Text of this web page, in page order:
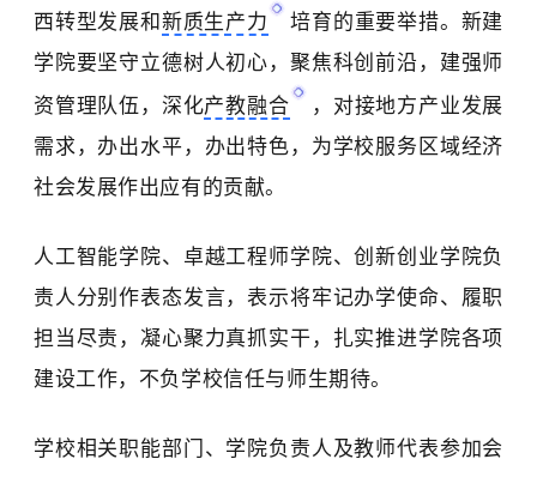
西转型发展和 新质生产力
培育的重要举措。新建
学院要坚守立德树人初心，聚焦科创前沿，建强师
资管理队伍，深化产教融合
，对接地方产业发展
需求，办出水平，办出特色，为学校服务区域经济
社会发展作出应有的贡献。
人工智能学院、卓越工程师学院、创新创业学院负
责人分别作表态发言，表示将牢记办学使命、履职
担当尽责，凝心聚力真抓实干，扎实推进学院各项
建设工作，不负学校信任与师生期待。
学校相关职能部门、学院负责人及教师代表参加会